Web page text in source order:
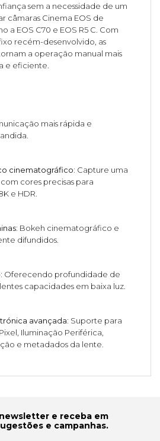
sem a necessidade de um
câmaras Cinema EOS de
a EOS C70 e EOS R5 C. Com
recém-desenvolvido, as
a operação manual mais
e eficiente.
mais rápida e
cinematográfico: Capture uma
cores precisas para
e HDR.
Bokeh cinematográfico e
difundidos.
Oferecendo profundidade de
capacidades em baixa luz.
avançada: Suporte para
Iluminação Periférica,
e metadados da lente.
e receba em
e campanhas.